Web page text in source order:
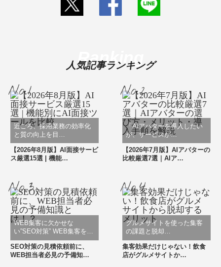
人気記事ランキング
Ranking
近ごろ、採用業務の効率化
と質の向上を目…
【2026年8月版】AI面接サービ
ス厳選15選 | 機能…
「AIアバターを導入したい
が、サービスが…
【2026年7月版】AIアバターの
比較厳選7選｜AIア…
WEB集客に欠かせな
い”SEO対策” WEB集客を…
SEO対策の見積依頼前に、
WEB担当者必見の予備知…
グルメサイトを使った集客
の課題と脱却…
集客効果だけじゃない！飲食
店がグルメサイトか…